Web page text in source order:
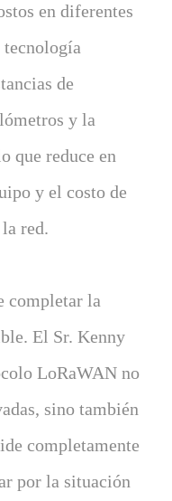
en diferentes
tecnología
de
y la
que reduce en
y el costo de
red.
completar la
El Sr. Kenny
LoRaWAN no
sino también
completamente
por la situación